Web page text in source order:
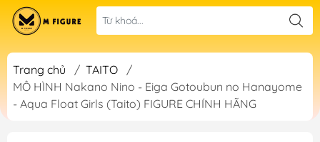
Trang chủ / TAITO
/
MÔ HÌNH Nakano Nino - Eiga Gotoubun no Hanayome
- Aqua Float Girls (Taito) FIGURE CHÍNH HÃNG